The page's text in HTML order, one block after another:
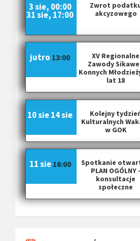
Zwrot
akcyzowego
3 sie, 00:00
31 sie, 17:00
XV Regionalne
Zawody
Konnych
lat 18
jutro 13:00
Kolejny
Kulturalnych
w GOK
10 sie14 sie
Spotkanie
PLAN OGÓLNY -
konsultacje
społeczne
11 sie 16:00